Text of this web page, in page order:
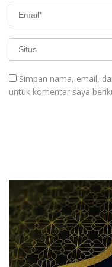
Simpan nama, email,
untuk komentar saya